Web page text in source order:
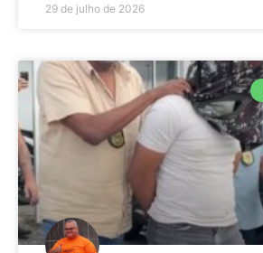
29 de julho de 2026